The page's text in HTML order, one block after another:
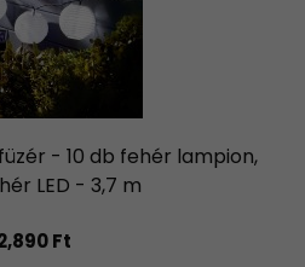
- 10 db fehér lampion,
LED - 3,7 m
Ft